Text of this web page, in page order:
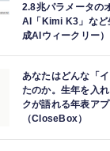
2.8兆パラメータの
AI「Kimi K3」など
成AIウィークリー）
あなたはどんな「
たのか。生年を入
クが語れる年表ア
（CloseBox）